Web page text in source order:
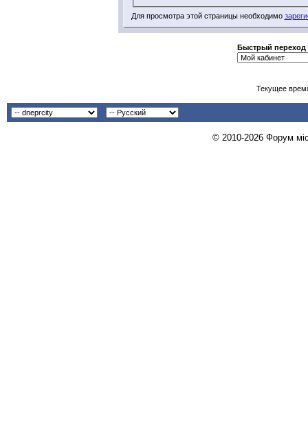
Для просмотра этой страницы необходимо
Быстрый переход
Текущее
© 2010-2026 Форум